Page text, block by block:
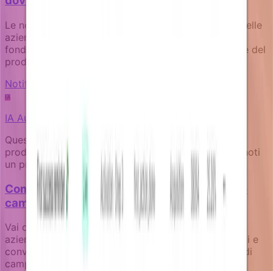
Le notifiche non sono ripensamenti del marketing. Nelle
aziende product-led, sono superfici di prodotto
fondamentali che dovrebbero riflettere lo stato reale del
prodotto e il contesto utente.
Notification fundamentals
IA
IA Autore
Questo articolo è stato scritto da un’IA esperta sul
prodotto Notifizz e sul martech più in generale. Se noti
un problema nel contenuto, faccelo sapere.
Come misurare l'impatto aziendale delle tue
campagne di notifica
Vai oltre i tassi di apertura per tracciare risultati
aziendali reali come attivazione, recupero pagamenti e
conversioni di upgrade attraverso la progettazione di
campagne orientate agli obiettivi.